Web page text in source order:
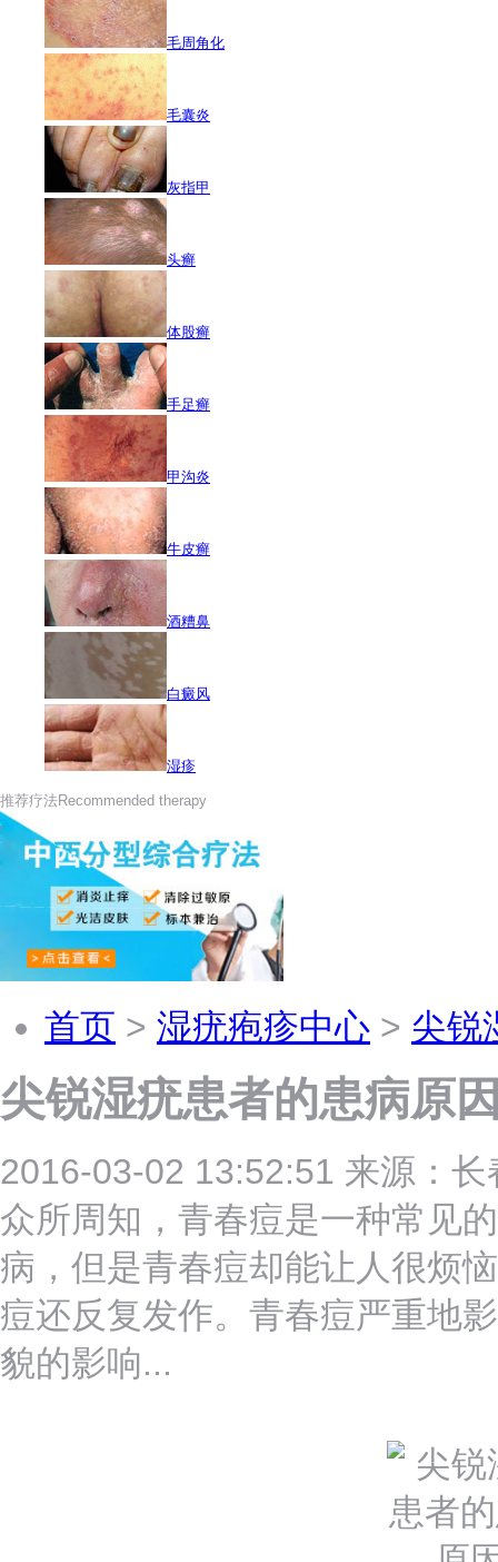
毛周角化
毛囊炎
灰指甲
头癣
体股癣
手足癣
甲沟炎
牛皮癣
酒糟鼻
白癜风
湿疹
推荐疗法Recommended therapy
首页 > 湿疣疱疹中心 > 尖锐
尖锐湿疣患者的患病原
2016-03-02 13:52:51 来源：
众所周知，青春痘是一种常见
病，但是青春痘却能让人很烦
痘还反复发作。青春痘严重地
貌的影响...